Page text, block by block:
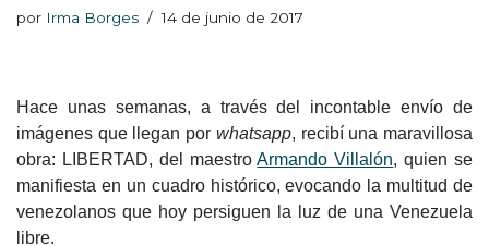
por Irma Borges 14 de junio de 2017
Hace unas semanas, a través del incontable envío de
imágenes que llegan por whatsapp, recibí una maravillosa
obra: LIBERTAD, del maestroArmando Villalón, quien se
manifiesta en un cuadro histórico, evocando la multitud de
venezolanos que hoy persiguen la luz de una Venezuela
libre.